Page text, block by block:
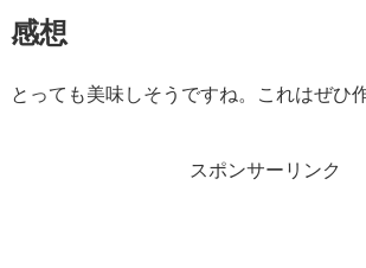
感想
とっても美味しそうですね。これはぜひ
スポンサーリンク